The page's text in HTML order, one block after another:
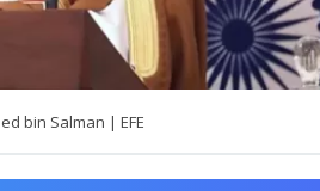
bin Salman | EFE